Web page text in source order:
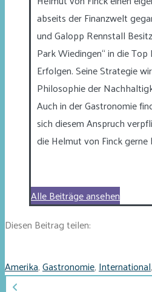
abseits der Finanzwelt
und Galopp Rennstall
Park Wiedingen“ in die
Erfolgen. Seine Strategie
Philosophie der
Auch in der Gastronomie
sich diesem Anspruch
die Helmut von Finck
Alle Beiträge ansehen
Diesen Beitrag teilen:
Amerika,Gastronomie, International,